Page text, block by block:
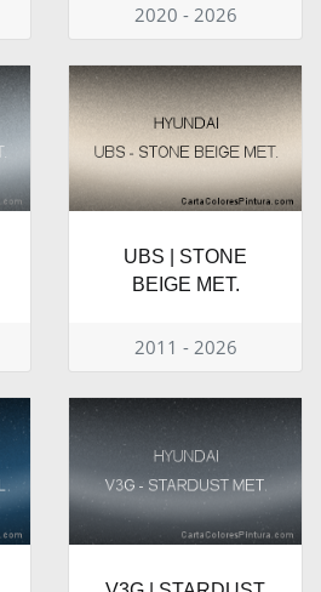
2020 - 2026
UBS | STONE
BEIGE MET.
2011 - 2026